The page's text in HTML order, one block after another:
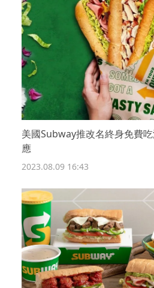
美國Subway推改名終身免費
應
2023.08.09 16:43